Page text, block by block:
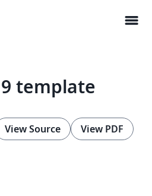
menu
template
View Source View PDF